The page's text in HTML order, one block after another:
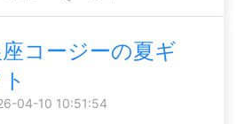
コージーの夏ギ
04-10 10:51:54